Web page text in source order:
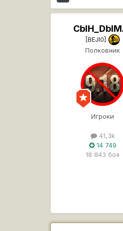
[BEJI0]
Полковник
Игроки
41,3k
14 749
18 843 боя